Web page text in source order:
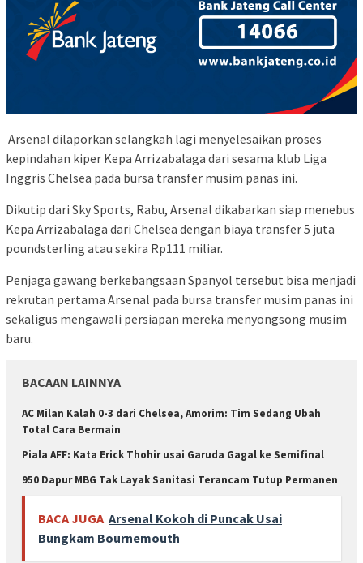
Arsenal dilaporkan selangkah lagi menyelesaikan proses
kepindahan kiper Kepa Arrizabalaga dari sesama klub Liga
Inggris Chelsea pada bursa transfer musim panas ini.
Dikutip dari Sky Sports, Rabu, Arsenal dikabarkan siap menebus
Kepa Arrizabalaga dari Chelsea dengan biaya transfer 5 juta
poundsterling atau sekira Rp111 miliar.
Penjaga gawang berkebangsaan Spanyol tersebut bisa menjadi
rekrutan pertama Arsenal pada bursa transfer musim panas ini
sekaligus mengawali persiapan mereka menyongsong musim
baru.
BACAAN LAINNYA
AC Milan Kalah 0-3 dari Chelsea, Amorim: Tim Sedang Ubah
Total Cara Bermain
Piala AFF: Kata Erick Thohir usai Garuda Gagal ke Semifinal
950 Dapur MBG Tak Layak Sanitasi Terancam Tutup Permanen
BACA JUGA Arsenal Kokoh di Puncak Usai
Bungkam Bournemouth